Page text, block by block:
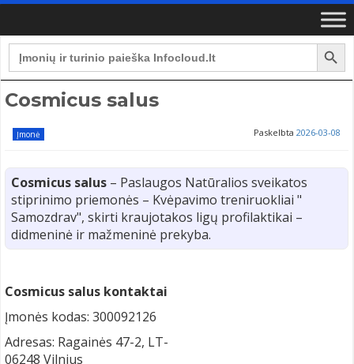
Search
for:
Search Button
Cosmicus salus
Įmonė Paskelbta 2026-03-08
Cosmicus salus – Paslaugos Natūralios sveikatos
stiprinimo priemonės – Kvėpavimo treniruokliai "
Samozdrav", skirti kraujotakos ligų profilaktikai –
didmeninė ir mažmeninė prekyba.
Cosmicus salus kontaktai
Įmonės kodas: 300092126
Adresas: Ragainės 47-2, LT-
06248 Vilnius